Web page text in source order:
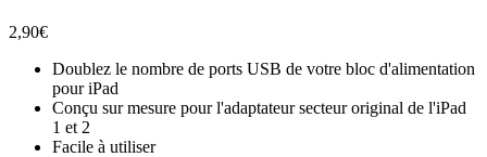
2,90€
Doublez le nombre de ports USB de votre bloc d'alimentation
pour iPad
Conçu sur mesure pour l'adaptateur secteur original de l'iPad
1 et 2
Facile à utiliser